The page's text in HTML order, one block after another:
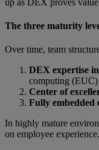
The three maturity
Over time, team
DEX expertise
computing (EUC)
Center of
Fully embedded
In highly mature
on employee experience.